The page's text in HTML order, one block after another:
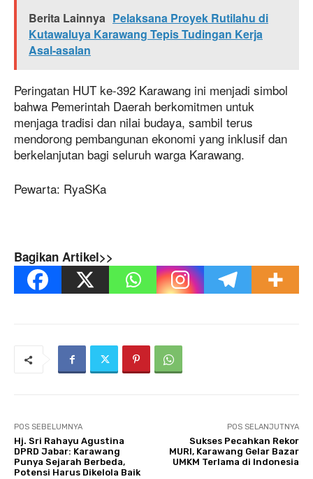
Berita Lainnya Pelaksana Proyek Rutilahu di
Kutawaluya Karawang Tepis Tudingan Kerja
Asal-asalan
Peringatan HUT ke-392 Karawang ini menjadi simbol
bahwa Pemerintah Daerah berkomitmen untuk
menjaga tradisi dan nilai budaya, sambil terus
mendorong pembangunan ekonomi yang inklusif dan
berkelanjutan bagi seluruh warga Karawang.
Pewarta: RyaSKa
Bagikan Artikel>>
POS SEBELUMNYA
Hj. Sri Rahayu Agustina
DPRD Jabar: Karawang
Punya Sejarah Berbeda,
Potensi Harus Dikelola Baik
POS SELANJUTNYA
Sukses Pecahkan Rekor
MURI, Karawang Gelar Bazar
UMKM Terlama di Indonesia